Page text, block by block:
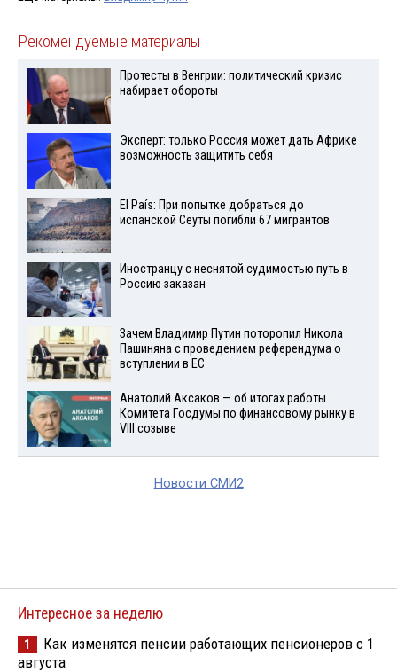
Рекомендуемые материалы
Протесты в Венгрии: политический кризис
набирает обороты
Эксперт: только Россия может дать Африке
возможность защитить себя
El País: При попытке добраться до
испанской Сеуты погибли 67 мигрантов
Иностранцу с неснятой судимостью путь в
Россию заказан
Зачем Владимир Путин поторопил Никола
Пашиняна с проведением референдума о
вступлении в ЕС
Анатолий Аксаков — об итогах работы
Комитета Госдумы по финансовому рынку в
VIII созыве
Новости СМИ2
Интересное за неделю
1
Как изменятся пенсии работающих пенсионеров с 1
августа